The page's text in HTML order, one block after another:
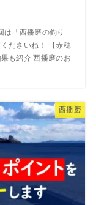
は「西播磨の釣り
ださいね！ 【赤穂
も紹介 西播磨のお
西播磨